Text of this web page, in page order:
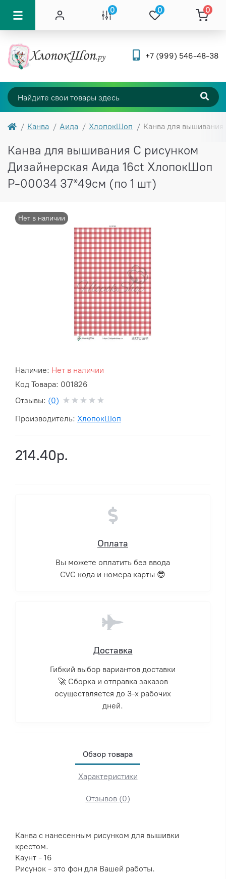
0 0 0
+7 (999) 546-48-38
Канва Аида ХлопокШоп Канва для
Канва для вышивания С рисунком
Дизайнерская Аида 16ct ХлопокШоп
Р-00034 37*49см (по 1 шт)
Наличие: Нет в наличии
Код Товара: 001826
Отзывы: (0)
Производитель: ХлопокШоп
Нет в наличии
214.40р.
Оплата
Вы можете оплатить без ввода
CVC кода и номера карты 😎
Доставка
Гибкий выбор вариантов доставки
🚀 Сборка и отправка заказов
осуществляется до 3-х рабочих
дней.
Обзор товара
Характеристики
Отзывов (0)
Канва с нанесенным рисунком для вышивки
крестом.
Каунт - 16
Рисунок - это фон для Вашей работы.